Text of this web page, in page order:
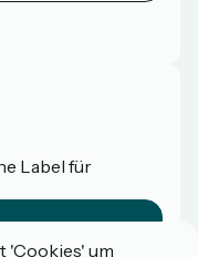
Label für
'Cookies' um